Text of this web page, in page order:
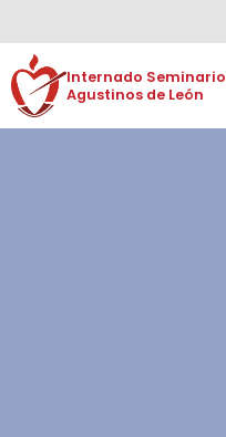
Internado Seminario
Agustinos de León